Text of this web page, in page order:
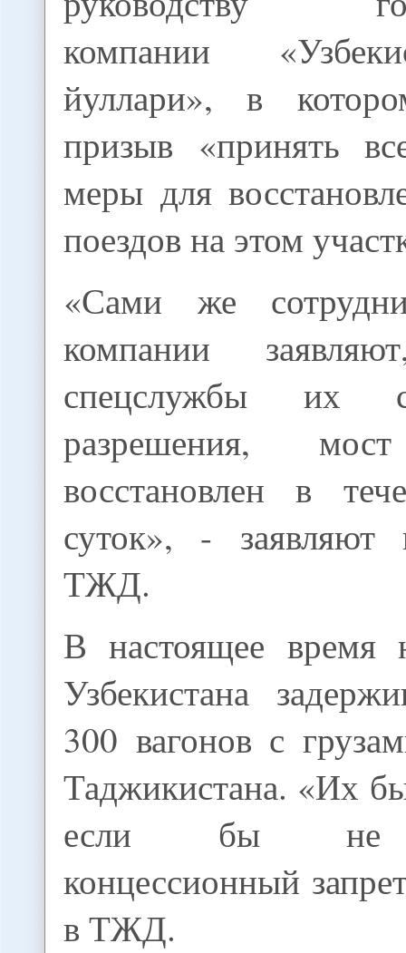
компании
йуллари», в
призыв «принять
меры для
поездов на этом
«Сами же
компании
спецслужбы их
разрешения,
восстановлен в
суток», - заявляют
ТЖД.
В настоящее время
Узбекистана
300 вагонов с
Таджикистана. «Их
если бы не
концессионный
в ТЖД.